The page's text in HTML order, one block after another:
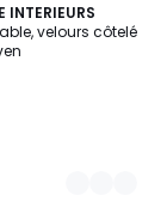
INTERIEURS
velours côtelé